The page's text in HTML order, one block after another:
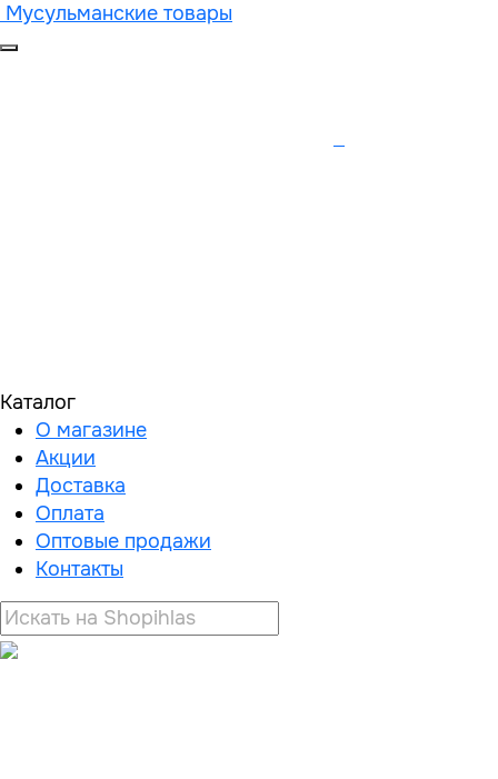
Мусульманские товары
Каталог
О магазине
Акции
Доставка
Оплата
Оптовые продажи
Контакты